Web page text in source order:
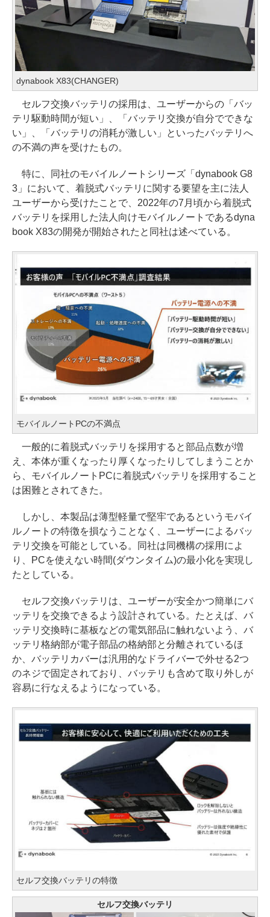
dynabook X83(CHANGER)
セルフ交換バッテリの採用は、ユーザーからの「バッ
テリ駆動時間が短い」、「バッテリ交換が自分でできな
い」、「バッテリの消耗が激しい」といったバッテリへ
の不満の声を受けたもの。
特に、同社のモバイルノートシリーズ「dynabook G8
3」において、着脱式バッテリに関する要望を主に法人
ユーザーから受けたことで、2022年の7月頃から着脱式
バッテリを採用した法人向けモバイルノートであるdyna
book X83の開発が開始されたと同社は述べている。
モバイルノートPCの不満点
一般的に着脱式バッテリを採用すると部品点数が増
え、本体が重くなったり厚くなったりしてしまうことか
ら、モバイルノートPCに着脱式バッテリを採用すること
は困難とされてきた。
しかし、本製品は薄型軽量で堅牢であるというモバイ
ルノートの特徴を損なうことなく、ユーザーによるバッ
テリ交換を可能としている。同社は同機構の採用によ
り、PCを使えない時間(ダウンタイム)の最小化を実現し
たとしている。
セルフ交換バッテリは、ユーザーが安全かつ簡単にバ
ッテリを交換できるよう設計されている。たとえば、バ
ッテリ交換時に基板などの電気部品に触れないよう、バ
ッテリ格納部が電子部品の格納部と分離されているほ
か、バッテリカバーは汎用的なドライバーで外せる2つ
のネジで固定されており、バッテリも含めて取り外しが
容易に行なえるようになっている。
セルフ交換バッテリの特徴
セルフ交換バッテリ